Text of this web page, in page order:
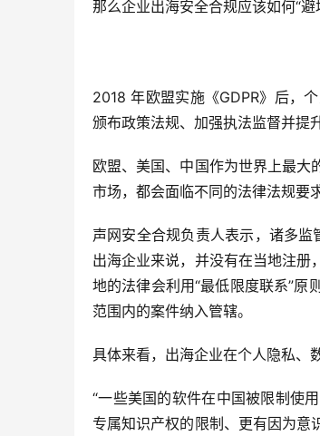
那么企业出海安全合规应该如何“
2018 年欧盟实施《GDPR》后，
颁布政策法规、加强执法监督并提
欧盟、美国、中国作为世界上最
市场，都会面临不同的法律法规要
声网安全合规负责人表示，诸多监
出海企业来说，并没有在当地注册
地的法律会利用“最低限度联系”
范围内的案件纳入管辖。
具体来看，出海企业在个人隐私、
“一些美国的软件在中国被限制使
专属知识产权的限制、更有因为意